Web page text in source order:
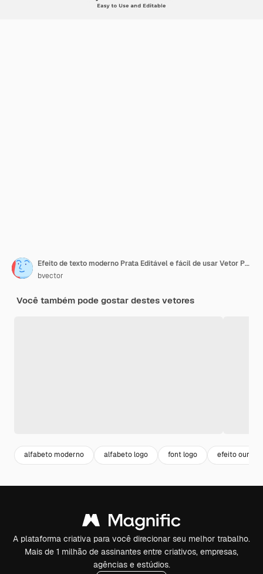
Efeito de texto moderno Prata Editável e fácil de usar Vetor Premium
bvector
Você também pode gostar destes vetores
alfabeto moderno alfabeto logo font logo efeito ouro
A plataforma criativa para você direcionar seu melhor trabalho.
Mais de 1 milhão de assinantes entre criativos, empresas,
agências e estúdios.